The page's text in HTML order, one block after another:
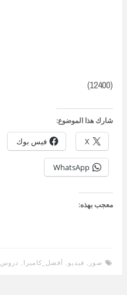
(12400)
شارك هذا الموضوع:
X فيس بوك
WhatsApp
معجب بهذه:
صور , فيديو , أفضل_كاميرا , دروس